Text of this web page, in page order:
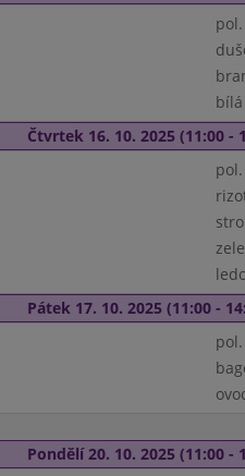
bílá
Čtvrtek 16. 10. 2025 (11:00 -
Pátek 17. 10. 2025 (11:00 -
Pondělí 20. 10. 2025 (11:00 -